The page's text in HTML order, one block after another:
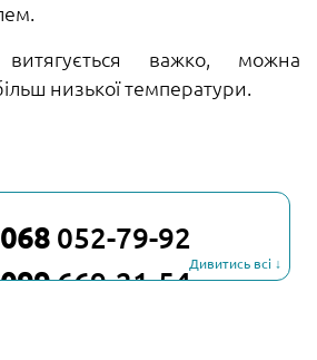
важко, можна
низької температури.
068 052-79-92
099669-21-54Дивитись всі ↓